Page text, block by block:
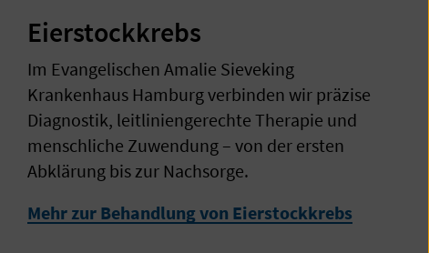
Eierstockkrebs
Im Evangelischen Amalie Sieveking
Krankenhaus Hamburg verbinden wir präzise
Diagnostik, leitliniengerechte Therapie und
menschliche Zuwendung – von der ersten
Abklärung bis zur Nachsorge.
Mehr zur Behandlung von Eierstockkrebs